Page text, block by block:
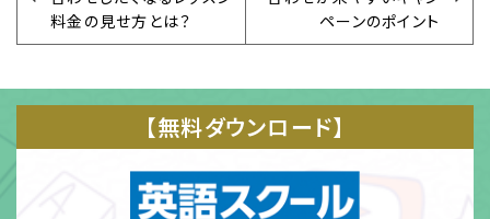
料金の見せ方とは？
ペーンのポイント
【無料ダウンロード】